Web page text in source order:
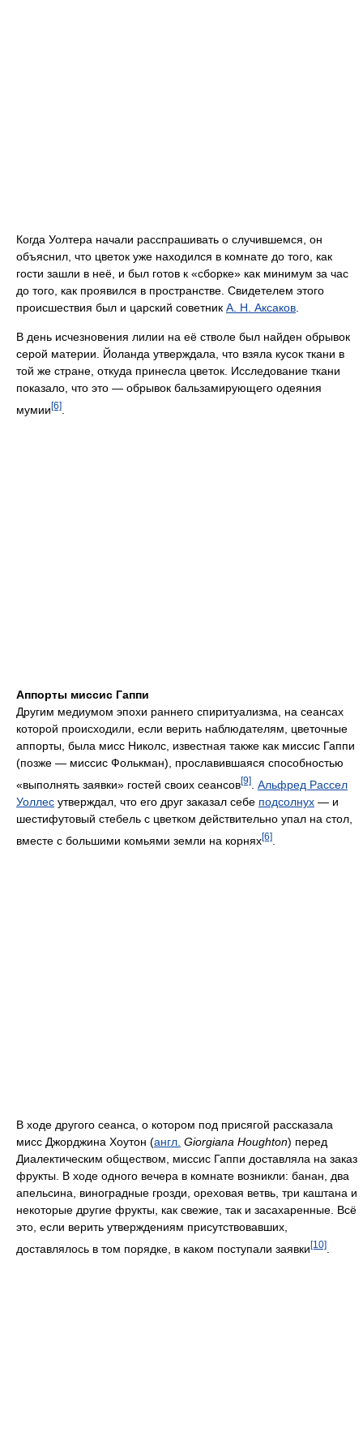
Когда Уолтера начали расспрашивать о случившемся, он
объяснил, что цветок уже находился в комнате до того, как
гости зашли в неё, и был готов к «сборке» как минимум за час
до того, как проявился в пространстве. Свидетелем этого
происшествия был и царский советник А. Н. Аксаков
В день исчезновения лилии на её стволе был найден обрывок
серой материи. Йоланда утверждала, что взяла кусок ткани в
той же стране, откуда принесла цветок. Исследование ткани
показало, что это — обрывок бальзамирующего одеяния
мумии [6]
Аппорты миссис Гаппи
Другим медиумом эпохи раннего спиритуализма, на сеансах
которой происходили, если верить наблюдателям, цветочные
аппорты, была мисс Николс, известная также как миссис Гаппи
(позже — миссис Фолькман), прославившаяся способностью
«выполнять заявки» гостей своих сеансов[9]
Альфред Рассел
Уоллес утверждал, что его друг заказал себе подсолнух — и
шестифутовый стебель с цветком действительно упал на стол,
вместе с большими комьями земли на корнях[6]
В ходе другого сеанса, о котором под присягой рассказала
мисс Джорджина Хоутон (англ. Giorgiana Houghton) перед
Диалектическим обществом, миссис Гаппи доставляла на заказ
фрукты. В ходе одного вечера в комнате возникли: банан, два
апельсина, виноградные грозди, ореховая ветвь, три каштана и
некоторые другие фрукты, как свежие, так и засахаренные. Всё
это, если верить утверждениям присутствовавших,
доставлялось в том порядке, в каком поступали заявки [10]